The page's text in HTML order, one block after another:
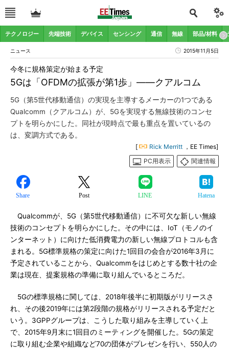
テクノロジー 先端技術 デバイス センシング 通信 無線 部品/材料
ニュース 2015年11月5日
5Gは「OFDMの拡張が第1歩」――クアルコム
今冬に規格策定が始まる予定
5G（第5世代移動通信）の実現を主導するメーカーの1つである
Qualcomm（クアルコム）が、5Gを実現する無線技術のコンセ
プトを明らかにした。同社が現時点で最も重点を置いているの
は、変調方式である。
[ Rick Merritt ，EE Times]
PC用表示
関連情報
Share Post LINE Hatena
Qualcommが、5G（第5世代移動通信）に不可欠な新しい無線
技術のコンセプトを明らかにした。その中には、IoT（モノのイ
ンターネット）に向けた低消費電力の新しい無線プロトコルも含
まれる。5G標準規格の策定に向けた1回目の会合が2016年3月に
予定されていることから、Qualcommをはじめとする数十社の企
業は現在、提案規格の準備に取り組んでいるところだ。
5Gの標準規格に関しては、2018年後半に初期版がリリースさ
れ、その後2019年には第2段階の規格がリリースされる予定だと
いう。3GPPグループは、こうした取り組みを主導していく上
で、2015年9月末に1回目のミーティングを開催した。5Gの策定
に取り組む企業や組織など70の団体がプレゼンを行い、550人の